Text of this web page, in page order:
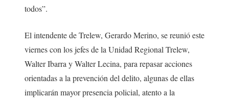
todos”.
El intendente de Trelew, Gerardo Merino, se reunió este
viernes con los jefes de la Unidad Regional Trelew,
Walter Ibarra y Walter Lecina, para repasar acciones
orientadas a la prevención del delito, algunas de ellas
implicarán mayor presencia policial, atento a la